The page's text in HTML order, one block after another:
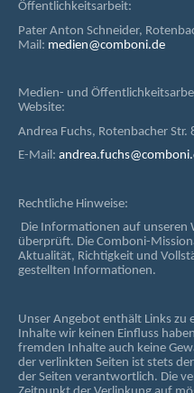
Öffentlichkeitsarbeit:
Pater Anton Schneider,
Mail: medien@comboni.de
Medien- und
Website:
Andrea Fuchs, Rotenbacher Str.
E-Mail:
Rechtliche Hinweise:
Die Informationen auf unseren
überprüft. Die Comboni-
Aktualität, Richtigkeit und
gestellten Informationen.
Unser Angebot enthält Links zu
Inhalte wir keinen Einfluss
fremden Inhalte auch keine
der verlinkten Seiten ist stets
der Seiten verantwortlich. Die